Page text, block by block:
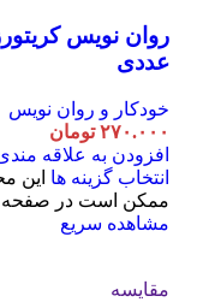
عددی
خودکار و روان نویس
۲۷۰.۰۰۰ تومان
افزودن به علاقه
انتخاب گزینه ها این
ممکن است در صفحه
مشاهده سریع
مقایسه